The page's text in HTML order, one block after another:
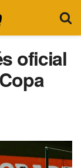
oficial